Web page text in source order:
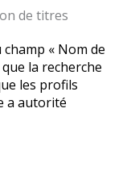
de titres
« Nom de
la recherche
les profils
a autorité